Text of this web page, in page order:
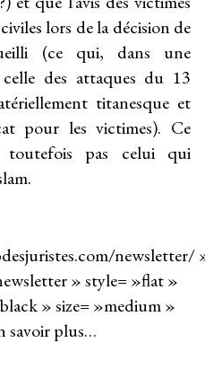
lors de la décision de
(ce qui, dans une
des attaques du 13
titanesque et
pour les victimes). Ce
toutefois pas celui qui
newsletter/
» style= »flat »
» size= »medium »
savoir plus…